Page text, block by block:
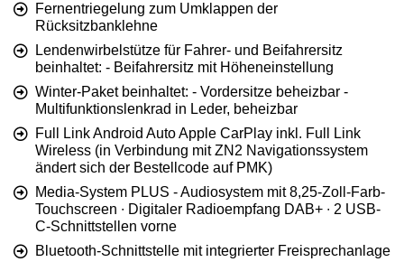
Fernentriegelung zum Umklappen der
Rücksitzbanklehne
Lendenwirbelstütze für Fahrer- und Beifahrersitz
beinhaltet: - Beifahrersitz mit Höheneinstellung
Winter-Paket beinhaltet: - Vordersitze beheizbar -
Multifunktionslenkrad in Leder, beheizbar
Full Link Android Auto Apple CarPlay inkl. Full Link
Wireless (in Verbindung mit ZN2 Navigationssystem
ändert sich der Bestellcode auf PMK)
Media-System PLUS - Audiosystem mit 8,25-Zoll-Farb-
Touchscreen ∙ Digitaler Radioempfang DAB+ ∙ 2 USB-
C-Schnittstellen vorne
Bluetooth-Schnittstelle mit integrierter Freisprechanlage